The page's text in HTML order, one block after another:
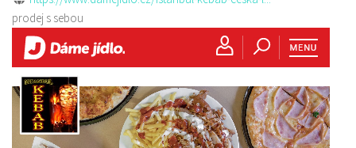
prodej s sebou